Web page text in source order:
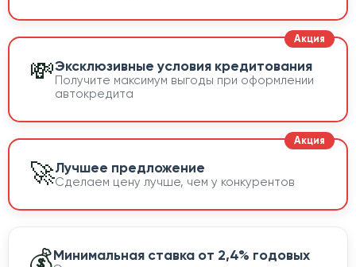
💸Эксклюзивные условия кредитования
Получите максимум выгоды при оформлении
автокредита
🚀Лучшее предложение
Сделаем цену лучше, чем у конкурентов
💰Минимальная ставка от 2,4% годовых